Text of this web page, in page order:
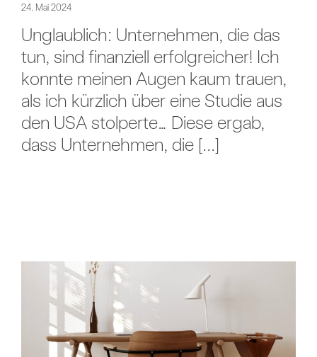
24. Mai 2024
Unglaublich: Unternehmen, die das
tun, sind finanziell erfolgreicher! Ich
konnte meinen Augen kaum trauen,
als ich kürzlich über eine Studie aus
den USA stolperte… Diese ergab,
dass Unternehmen, die [...]